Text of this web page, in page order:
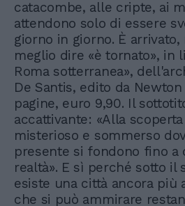
catacombe, alle cripte, ai
attendono solo di essere
giorno in giorno. È arrivato,
meglio dire «è tornato», in
Roma sotterranea»,
De Santis, edito da
pagine, euro 9,90. Il
accattivante: «Alla
misterioso e sommerso
presente si fondono fino a
realtà». E sì perché sotto il
esiste una città ancora più
che si può ammirare